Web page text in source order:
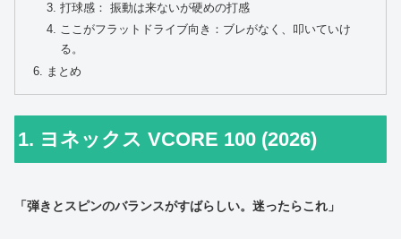
打球感： 振動は来ないが硬めの打感
ここがフラットドライブ向き：ブレがなく、叩いていけ
る。
まとめ
1. ヨネックス VCORE 100 (2026)
「弾きとスピンのバランスがすばらしい。迷ったらこれ」